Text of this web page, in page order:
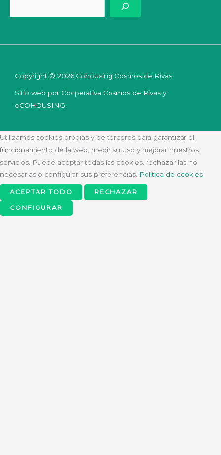
Copyright © 2026 Cohousing Cosmos de Rivas
Sitio web por Cooperativa Cosmos de Rivas y
eCOHOUSING.
Utilizamos cookies propias y de terceros para garantizar el
funcionamiento de la web, medir su uso y mejorar nuestros
servicios. Puede aceptar todas las cookies, rechazar las no
necesarias o configurar sus preferencias. Política de cookies
ACEPTAR TODO RECHAZAR
CONFIGURAR